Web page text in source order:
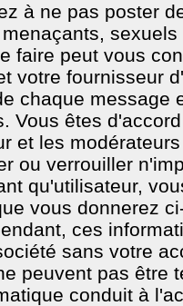
à ne pas poster
faire peut vous
votre fournisseur
chaque message
Vous êtes
et les
ou verrouiller
qu'utilisateur,
vous donnerez
ces
sans votre
peuvent pas être
conduit à